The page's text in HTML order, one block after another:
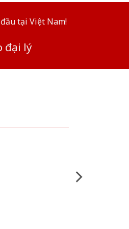
tại Việt Nam!
đại lý